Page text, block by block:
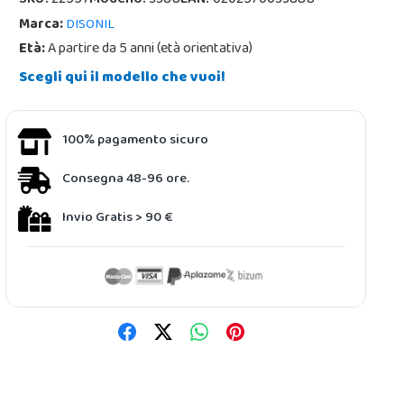
Marca:DISONIL
Età:A partire da 5 anni (età orientativa)
Scegli qui il modello che vuoi!
100% pagamento sicuro
Consegna 48-96 ore.
Invio Gratis > 90 €